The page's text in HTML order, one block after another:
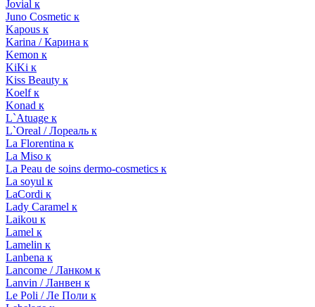
Jovial к
Juno Cosmetic к
Kapous к
Karina / Карина к
Kemon к
KiKi к
Kiss Beauty к
Koelf к
Konad к
L`Atuage к
L`Oreal / Лореаль к
La Florentina к
La Miso к
La Peau de soins dermo-cosmetics к
La soyul к
LaCordi к
Lady Caramel к
Laikou к
Lamel к
Lamelin к
Lanbena к
Lancome / Ланком к
Lanvin / Ланвен к
Le Poli / Ле Поли к